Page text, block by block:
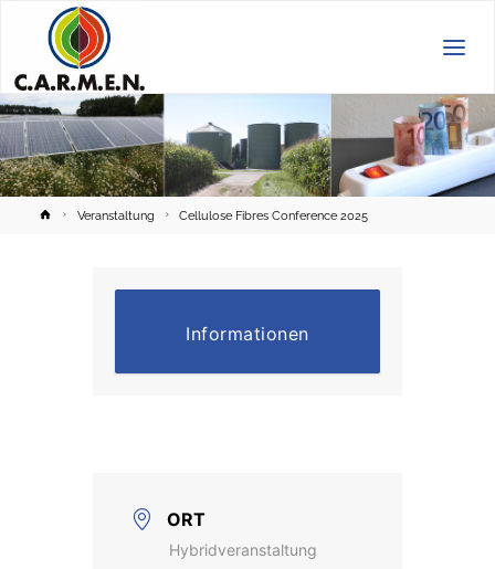
HomeVeranstaltung Cellulose Fibres Conference 2025
Informationen
ORT
Hybridveranstaltung